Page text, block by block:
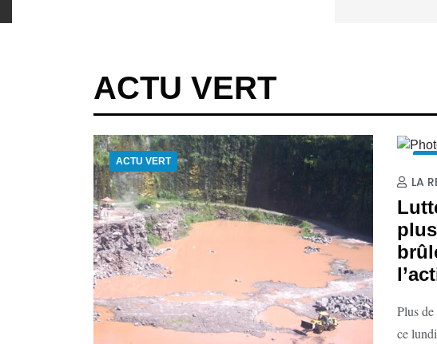
ACTU VERT
ACTU VERT
LA
Plus
ce